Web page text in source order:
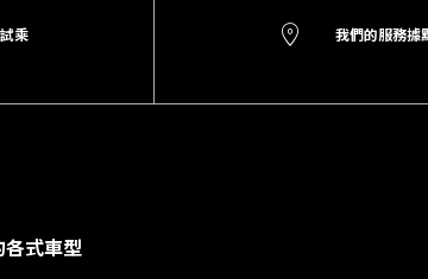
乘 我們的服務據
各式車型